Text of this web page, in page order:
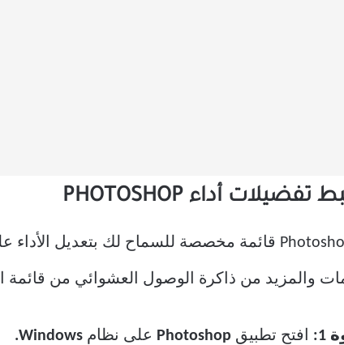
والمزيد من ذاكرة الوصول العشوائي من قائمة
افتح تطبيق Photoshop على نظام Windows.